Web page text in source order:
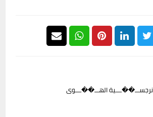
نرجســـ��ــــية الهـــ��ــــوى